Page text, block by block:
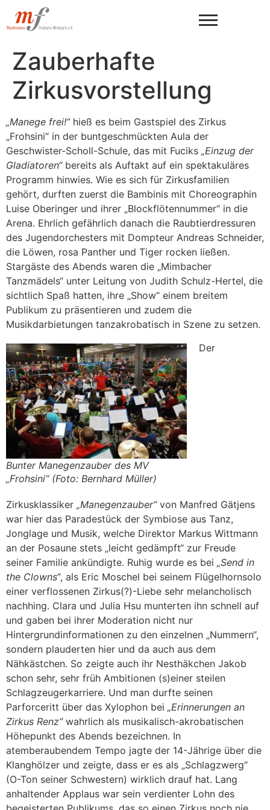
Zauberhafte
Zirkusvorstellung
„Manege frei!“hieß es beim Gastspiel des Zirkus
„Frohsini“ in der buntgeschmückten Aula der
Geschwister-Scholl-Schule, das mit Fuciks „Einzug der
Gladiatoren“bereits als Auftakt auf ein spektakuläres
Programm hinwies. Wie es sich für Zirkusfamilien
gehört, durften zuerst die Bambinis mit Choreographin
Luise Oberinger und ihrer „Blockflötennummer“ in die
Arena. Ehrlich gefährlich danach die Raubtierdressuren
des Jugendorchesters mit Dompteur Andreas Schneider,
die Löwen, rosa Panther und Tiger rocken ließen.
Stargäste des Abends waren die „Mimbacher
Tanzmädels“ unter Leitung von Judith Schulz-Hertel, die
sichtlich Spaß hatten, ihre „Show“ einem breitem
Publikum zu präsentieren und zudem die
Musikdarbietungen tanzakrobatisch in Szene zu setzen.
Bunter Manegenzauber des MV
„Frohsini“ (Foto: Bernhard Müller)
Der
Zirkusklassiker „Manegenzauber“von Manfred Gätjens
war hier das Paradestück der Symbiose aus Tanz,
Jonglage und Musik, welche Direktor Markus Wittmann
an der Posaune stets „leicht gedämpft“ zur Freude
seiner Familie ankündigte. Ruhig wurde es bei „Send in
the Clowns“, als Eric Moschel bei seinem Flügelhornsolo
einer verflossenen Zirkus(?)-Liebe sehr melancholisch
nachhing. Clara und Julia Hsu munterten ihn schnell auf
und gaben bei ihrer Moderation nicht nur
Hintergrundinformationen zu den einzelnen „Nummern“,
sondern plauderten hier und da auch aus dem
Nähkästchen. So zeigte auch ihr Nesthäkchen Jakob
schon sehr, sehr früh Ambitionen (s)einer steilen
Schlagzeugerkarriere. Und man durfte seinen
Parforceritt über das Xylophon bei „Erinnerungen an
Zirkus Renz“wahrlich als musikalisch-akrobatischen
Höhepunkt des Abends bezeichnen. In
atemberaubendem Tempo jagte der 14-Jährige über die
Klanghölzer und zeigte, dass er es als „Schlagzwerg“
(O-Ton seiner Schwestern) wirklich drauf hat. Lang
anhaltender Applaus war sein verdienter Lohn des